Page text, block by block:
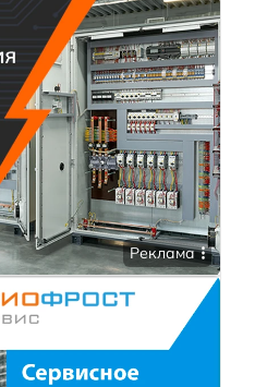
Реклама